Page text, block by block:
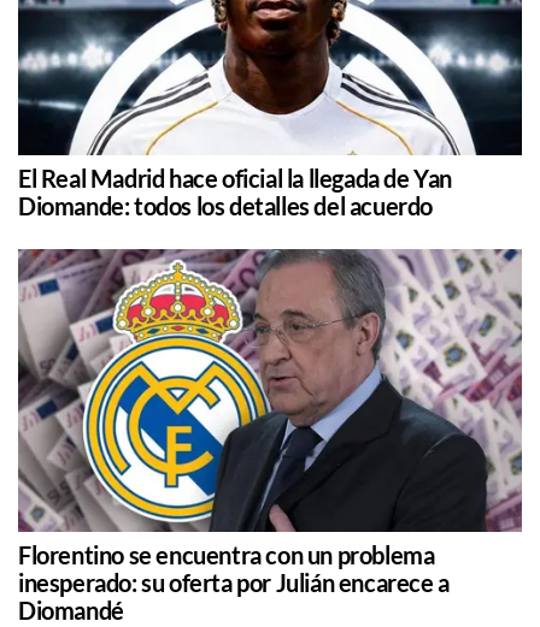
El Real Madrid hace oficial la llegada de Yan
Diomande: todos los detalles del acuerdo
Florentino se encuentra con un problema
inesperado: su oferta por Julián encarece a
Diomandé